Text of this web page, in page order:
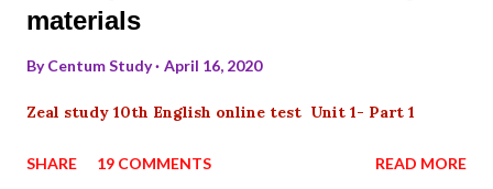
materials
ByCentum Study April 16, 2020
Zeal study 10th English online test Unit 1- Part 1
SHARE 19 COMMENTS READ MORE